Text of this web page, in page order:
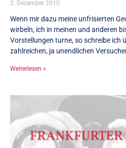
2. Dezember 2010
Wenn mir dazu meine unfrisierten
wirbeln, ich in meinen und anderen
Vorstellungen turne, so schreibe ich
zahlreichen, ja unendlichen
Weiterlesen »